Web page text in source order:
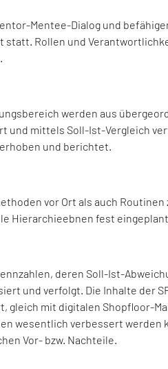
Mentee-Dialog und
statt. Rollen und
werden aus
und mittels Soll-Ist-Vergleich
und berichtet.
vor Ort als auch
Hierarchieebnen fest
deren Soll-Ist-
und verfolgt. Die Inhalte der
gleich mit digitalen Shopfloor-
wesentlich verbessert werden
Vor- bzw. Nachteile.